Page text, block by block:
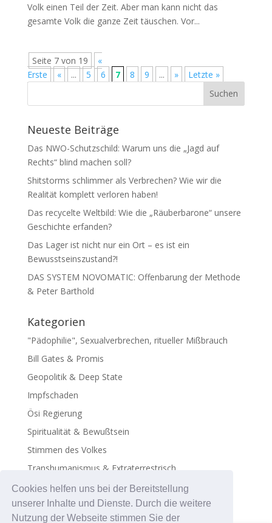
Cookies helfen uns bei der Bereitstellung
unserer Inhalte und Dienste. Durch die weitere
Nutzung der Webseite stimmen Sie der
Volk einen Teil der Zeit. Aber man kann nicht das
gesam­te Volk die gan­ze Zeit täuschen. Vor...
Seite 7 von 19
«
Erste
« ... 5 6 7 8 9 ... » Letzte »
Neueste Beiträge
Das NWO-Schutzschild: Warum uns die „Jagd auf
Rechts“ blind machen soll?
Shitstorms schlimmer als Verbrechen? Wie wir die
Realität komplett verloren haben!
Das recycelte Weltbild: Wie die „Räuberbarone“ unsere
Geschichte erfanden?
Das Lager ist nicht nur ein Ort – es ist ein
Bewusstseinszustand?!
DAS SYSTEM NOVOMATIC: Offenbarung der Methode
& Peter Barthold
Kategorien
"Pädophilie", Sexualverbrechen, ritueller Mißbrauch
Bill Gates & Promis
Geopolitik & Deep State
Impfschaden
Ösi Regierung
Spiritualität & Bewußtsein
Stimmen des Volkes
Transhumanismus & Extraterrestrisch
Virus - Exosomen